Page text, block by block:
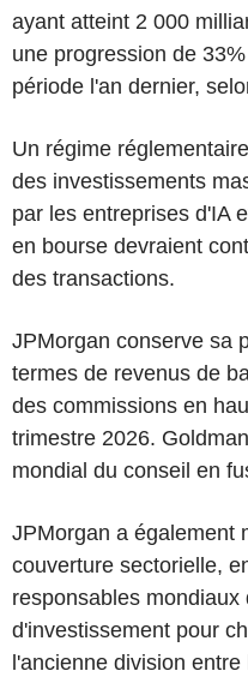
ayant atteint 2 000
une progression de
période l'an dernier,
Un régime
des investissements
par les entreprises d'IA
en bourse devraient
des transactions.
JPMorgan conserve sa
termes de revenus de
des commissions en
trimestre 2026.
mondial du conseil en
JPMorgan a également
couverture sectorielle,
responsables mondiaux
d'investissement pour
l'ancienne division